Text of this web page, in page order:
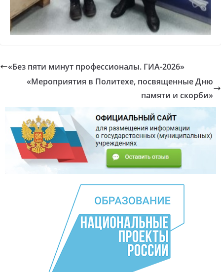
«Без пяти минут профессионалы. ГИА-2026»
«Мероприятия в Политехе, посвященные Дню
памяти и скорби»